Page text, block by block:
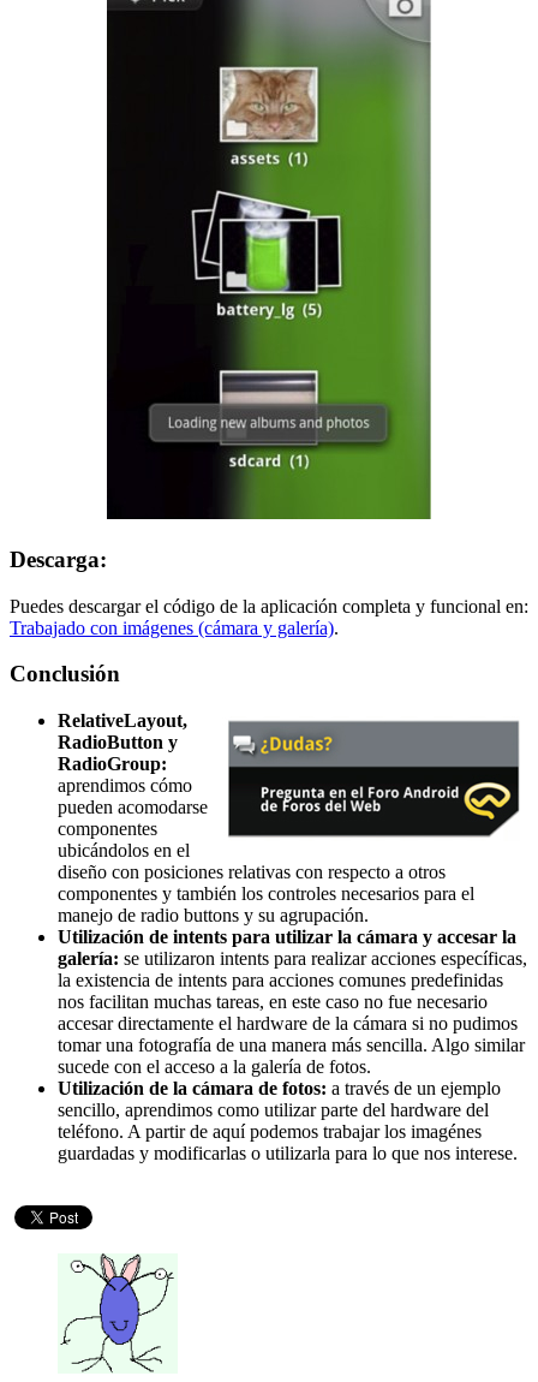
Descarga:
Puedes descargar el código de la aplicación completa y funcional en:
Trabajado con imágenes (cámara y galería).
Conclusión
RelativeLayout,
RadioButton y
RadioGroup:
aprendimos cómo
pueden acomodarse
componentes
ubicándolos en el
diseño con posiciones relativas con respecto a otros
componentes y también los controles necesarios para el
manejo de radio buttons y su agrupación.
Utilización de intents para utilizar la cámara y accesar la
galería: se utilizaron intents para realizar acciones específicas,
la existencia de intents para acciones comunes predefinidas
nos facilitan muchas tareas, en este caso no fue necesario
accesar directamente el hardware de la cámara si no pudimos
tomar una fotografía de una manera más sencilla. Algo similar
sucede con el acceso a la galería de fotos.
Utilización de la cámara de fotos: a través de un ejemplo
sencillo, aprendimos como utilizar parte del hardware del
teléfono. A partir de aquí podemos trabajar los imagénes
guardadas y modificarlas o utilizarla para lo que nos interese.